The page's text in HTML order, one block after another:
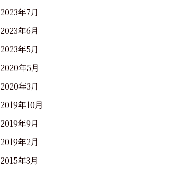
2023年7月
2023年6月
2023年5月
2020年5月
2020年3月
2019年10月
2019年9月
2019年2月
2015年3月